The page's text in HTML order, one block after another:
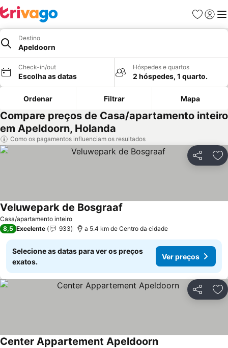
Favoritos
Iniciar
Destino
Apeldoorn
Check-in/out
Escolha as datas
Hóspedes e quartos
2 hóspedes, 1 quarto.
Ordenar Filtrar Mapa
Compare preços de Casa/apartamento inteiro
em Apeldoorn, Holanda
Como os pagamentos influenciam os resultados
Partilhar
Casa/apartamento inteiro
Veluwepark de Bosgraaf
8,5 Excelente 933 a 5.4 km de Centro da cidade
Selecione as datas para ver os preços
exatos.
Ver preços
Partilhar
Center Appartement Apeldoorn